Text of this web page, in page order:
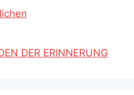
DER ERINNERUNG